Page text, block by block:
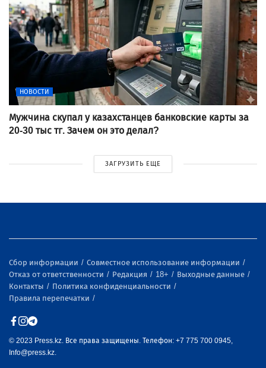
НОВОСТИ
Мужчина скупал у казахстанцев банковские карты за
20-30 тыс тг. Зачем он это делал?
ЗАГРУЗИТЬ ЕЩЕ
Сбор информации
Совместное использование информации
Отказ от ответственности
Редакция 18+
Выходные данные
Контакты
Политика конфиденциальности
Правила перепечатки
© 2023 Press.kz. Все права защищены. Телефон: +7 775 700 0945,
Info@press.kz.